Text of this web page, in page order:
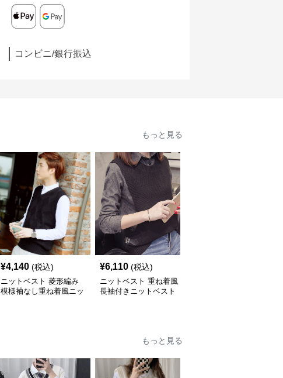
コンビニ/銀行振込
もっと見る
¥4,140 (税込)
ニットベスト 菱形編み
模様袖なし重ね着風ニッ
¥6,110 (税込)
ニットベスト 重ね着風
長袖付きニットベスト
もっと見る